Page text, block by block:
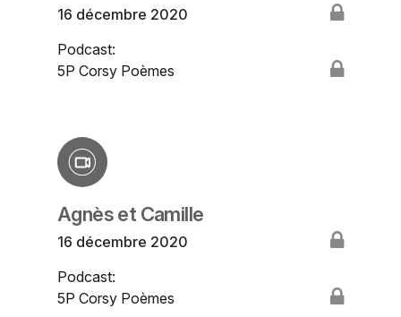
16 décembre 2020
Podcast:
5P Corsy Poèmes
Agnès et Camille
16 décembre 2020
Podcast:
5P Corsy Poèmes